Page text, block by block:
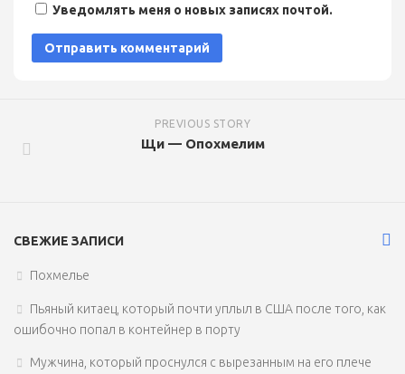
Уведомлять меня о новых записях почтой.
PREVIOUS STORY
Щи — Опохмелим
СВЕЖИЕ ЗАПИСИ
Похмелье
Пьяный китаец, который почти уплыл в США после того, как
ошибочно попал в контейнер в порту
Мужчина, который проснулся с вырезанным на его плече